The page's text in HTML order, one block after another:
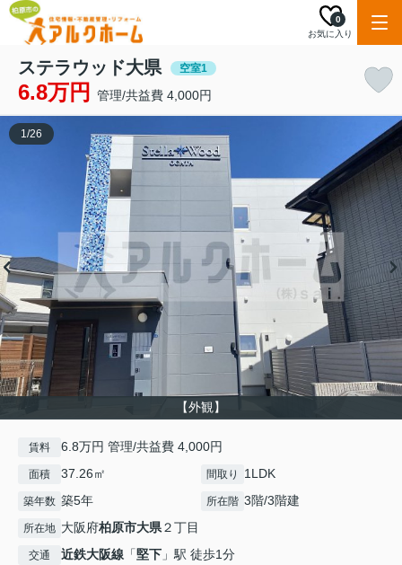
お気に入り
0
ステラウッド大県 空室1
6.8万円 管理/共益費 4,000円
【外観】
1/26
賃料 6.8万円 管理/共益費 4,000円
面積 37.26㎡ 間取り 1LDK
築年数 築5年 所在階 3階/3階建
所在地 大阪府柏原市大県２丁目
交通 近鉄大阪線 「堅下 」駅 徒歩1分